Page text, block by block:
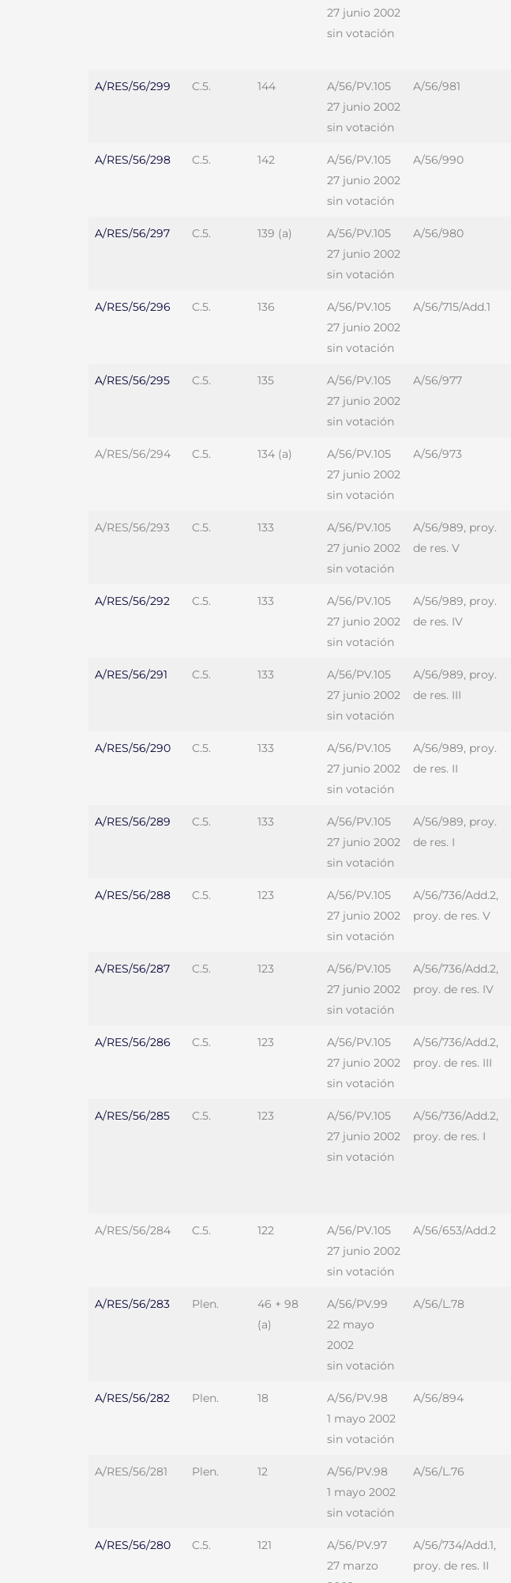
27 junio 2002
sin votación
A/RES/56/299 C.5. 144
A/56/PV.105
27 junio 2002
sin votación
A/56/981
A/RES/56/298 C.5. 142
A/56/PV.105
27 junio 2002
sin votación
A/56/990
A/RES/56/297 C.5. 139 (a)
A/56/PV.105
27 junio 2002
sin votación
A/56/980
A/RES/56/296 C.5. 136
A/56/PV.105
27 junio 2002
sin votación
A/56/715/Add.1
A/RES/56/295 C.5. 135
A/56/PV.105
27 junio 2002
sin votación
A/56/977
A/RES/56/294 C.5. 134 (a)
A/56/PV.105
27 junio 2002
sin votación
A/56/973
A/RES/56/293 C.5. 133
A/56/PV.105
27 junio 2002
sin votación
A/56/989, proy.
de res. V
A/RES/56/292 C.5. 133
A/56/PV.105
27 junio 2002
sin votación
A/56/989, proy.
de res. IV
A/RES/56/291 C.5. 133
A/56/PV.105
27 junio 2002
sin votación
A/56/989, proy.
de res. III
A/RES/56/290 C.5. 133
A/56/PV.105
27 junio 2002
sin votación
A/56/989, proy.
de res. II
A/RES/56/289 C.5. 133
A/56/PV.105
27 junio 2002
sin votación
A/56/989, proy.
de res. I
A/RES/56/288 C.5. 123
A/56/PV.105
27 junio 2002
sin votación
A/56/736/Add.2,
proy. de res. V
A/RES/56/287 C.5. 123
A/56/PV.105
27 junio 2002
sin votación
A/56/736/Add.2,
proy. de res. IV
A/RES/56/286 C.5. 123
A/56/PV.105
27 junio 2002
sin votación
A/56/736/Add.2,
proy. de res. III
A/RES/56/285 C.5. 123
A/56/PV.105
27 junio 2002
sin votación
A/56/736/Add.2,
proy. de res. I
A/RES/56/284 C.5. 122
A/56/PV.105
27 junio 2002
sin votación
A/56/653/Add.2
A/RES/56/283 Plen.
46 + 98
(a)
A/56/PV.99
22 mayo
2002
sin votación
A/56/L.78
A/RES/56/282 Plen. 18
A/56/PV.98
1 mayo 2002
sin votación
A/56/894
A/RES/56/281 Plen. 12
A/56/PV.98
1 mayo 2002
sin votación
A/56/L.76
A/RES/56/280 C.5. 121
A/56/PV.97
27 marzo
A/56/734/Add.1,
proy. de res. II